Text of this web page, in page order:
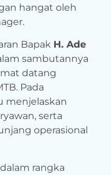
hangat oleh
Bapak H. Ade
sambutannya
datang
Pada
menjelaskan
serta
operasional
rangka